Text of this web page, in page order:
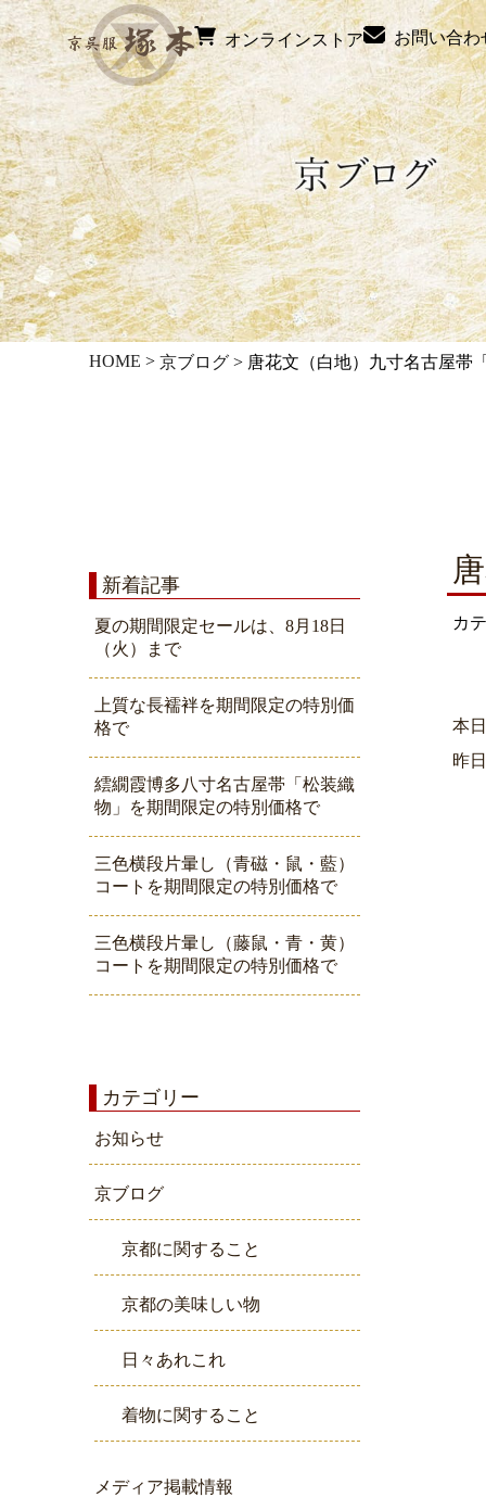
オンラインストア お問い合わ
HOME > 京ブログ > 唐花文（白地）九寸名古屋帯
新着記事
夏の期間限定セールは、8月18日
（火）まで
上質な長襦袢を期間限定の特別価
格で
繧繝霞博多八寸名古屋帯「松装織
物」を期間限定の特別価格で
三色横段片暈し（青磁・鼠・藍）
コートを期間限定の特別価格で
三色横段片暈し（藤鼠・青・黄）
コートを期間限定の特別価格で
カテゴリー
お知らせ
京ブログ
京都に関すること
京都の美味しい物
日々あれこれ
着物に関すること
メディア掲載情報
カ
本
昨